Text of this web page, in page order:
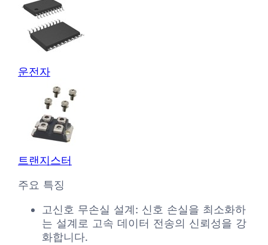
운전자
트랜지스터
주요 특징
고신호 무손실 설계: 신호 손실을 최소화하
는 설계로 고속 데이터 전송의 신뢰성을 강
화합니다.